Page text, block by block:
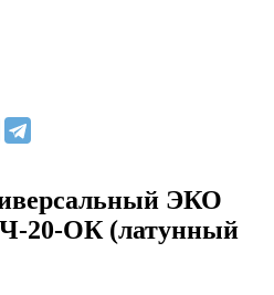
ЭКО
20-ОК (латунный